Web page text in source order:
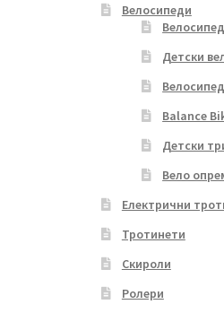
Велосипеди
Детски
Balance
Детски
Вело
Електрични
Тротинети
Скироли
Ролери